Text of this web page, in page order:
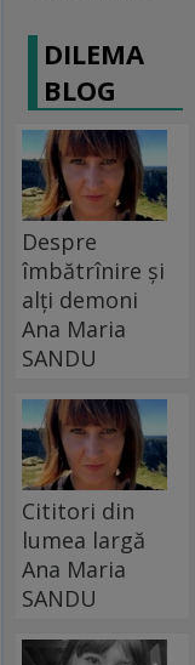
DILEMA
BLOG
Despre
îmbătrînire și
alți demoni
Ana Maria
SANDU
Cititori din
lumea largă
Ana Maria
SANDU